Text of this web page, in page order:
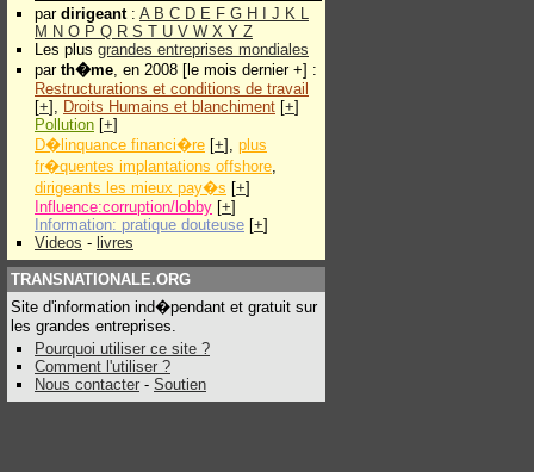
par dirigeant: A B C D E F G H J K L
M N O P Q R S T U V W X Y Z
Les plus grandes entreprises mondiales
par th�me, en 2008 [le mois dernier +] :
Restructurations et conditions de travail
[+], Droits Humains et blanchiment [+]
Pollution [+]
D�linquance financi�re [+], plus
fr�quentes implantations offshore,
dirigeants les mieux pay�s [+]
Influence:corruption/lobby [+]
Information: pratique douteuse [+]
Videos - livres
TRANSNATIONALE.ORG
Site d'information ind�pendant et gratuit sur
les grandes entreprises.
Pourquoi utiliser ce site ?
Comment l'utiliser ?
Nous contacter - Soutien